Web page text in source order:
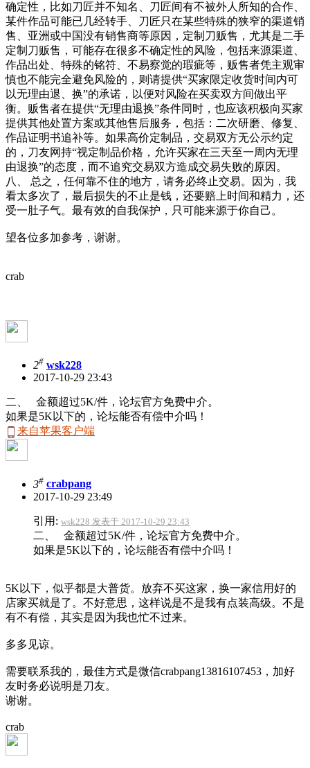
确定性，比如刀匠并不知名、刀匠间有不被外人所知的合作、
某件作品可能已几经转手、刀匠只在某些特殊的狭窄的渠道销
售、亚洲或中国没有销售商等原因，定制刀贩售，尤其是二手
定制刀贩售，可能存在很多不确定性的风险，包括来源渠道、
作品出处、特殊的铭符、不易察觉的瑕疵等，贩售者凭主观审
慎也不能完全避免风险的，则请提供“买家限定收货时间内可
以无理由退、换”的承诺，以便对风险在买卖双方间做出平
衡。贩售者在提供“无理由退换”条件同时，也应该积极向买家
提供其他处置方案或其他售后服务，包括：二次研磨、修复、
作品证明书追补等。如果高价定制品，交易双方无公示约定
的，刀友网持“视定制品价格，允许买家在三天至一周内无理
由退换”的态度，而不追究交易双方造成交易失败的原因。
八、 总之，任何靠不住的地方，请务必终止交易。因为，我
看太多次了，最后损失的不止是钱，还要赔上时间和精力，还
受一肚子气。最有效的自我保护，只可能来源于你自己。
望各位多加参考，谢谢。
crab
2# wsk228
2017-10-29 23:43
二、 金额超过5K/件，论坛官方免费中介。
如果是5K以下的，论坛能否有偿中介吗！
来自苹果客户端
3# crabpang
2017-10-29 23:49
引用: wsk228 发表于 2017-10-29 23:43
二、 金额超过5K/件，论坛官方免费中介。
如果是5K以下的，论坛能否有偿中介吗！
5K以下，似乎都是大普货。放弃不买这家，换一家信用好的
店家买就是了。不好意思，这样说是不是我有点装高级。不是
有不有偿，其实是因为我也忙不过来。
多多见谅。
需要联系我的，最佳方式是微信crabpang13816107453，加好
友时务必说明是刀友。
谢谢。
crab